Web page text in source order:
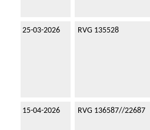
25-03-2026 RVG 135528
15-04-2026 RVG 136587//22687